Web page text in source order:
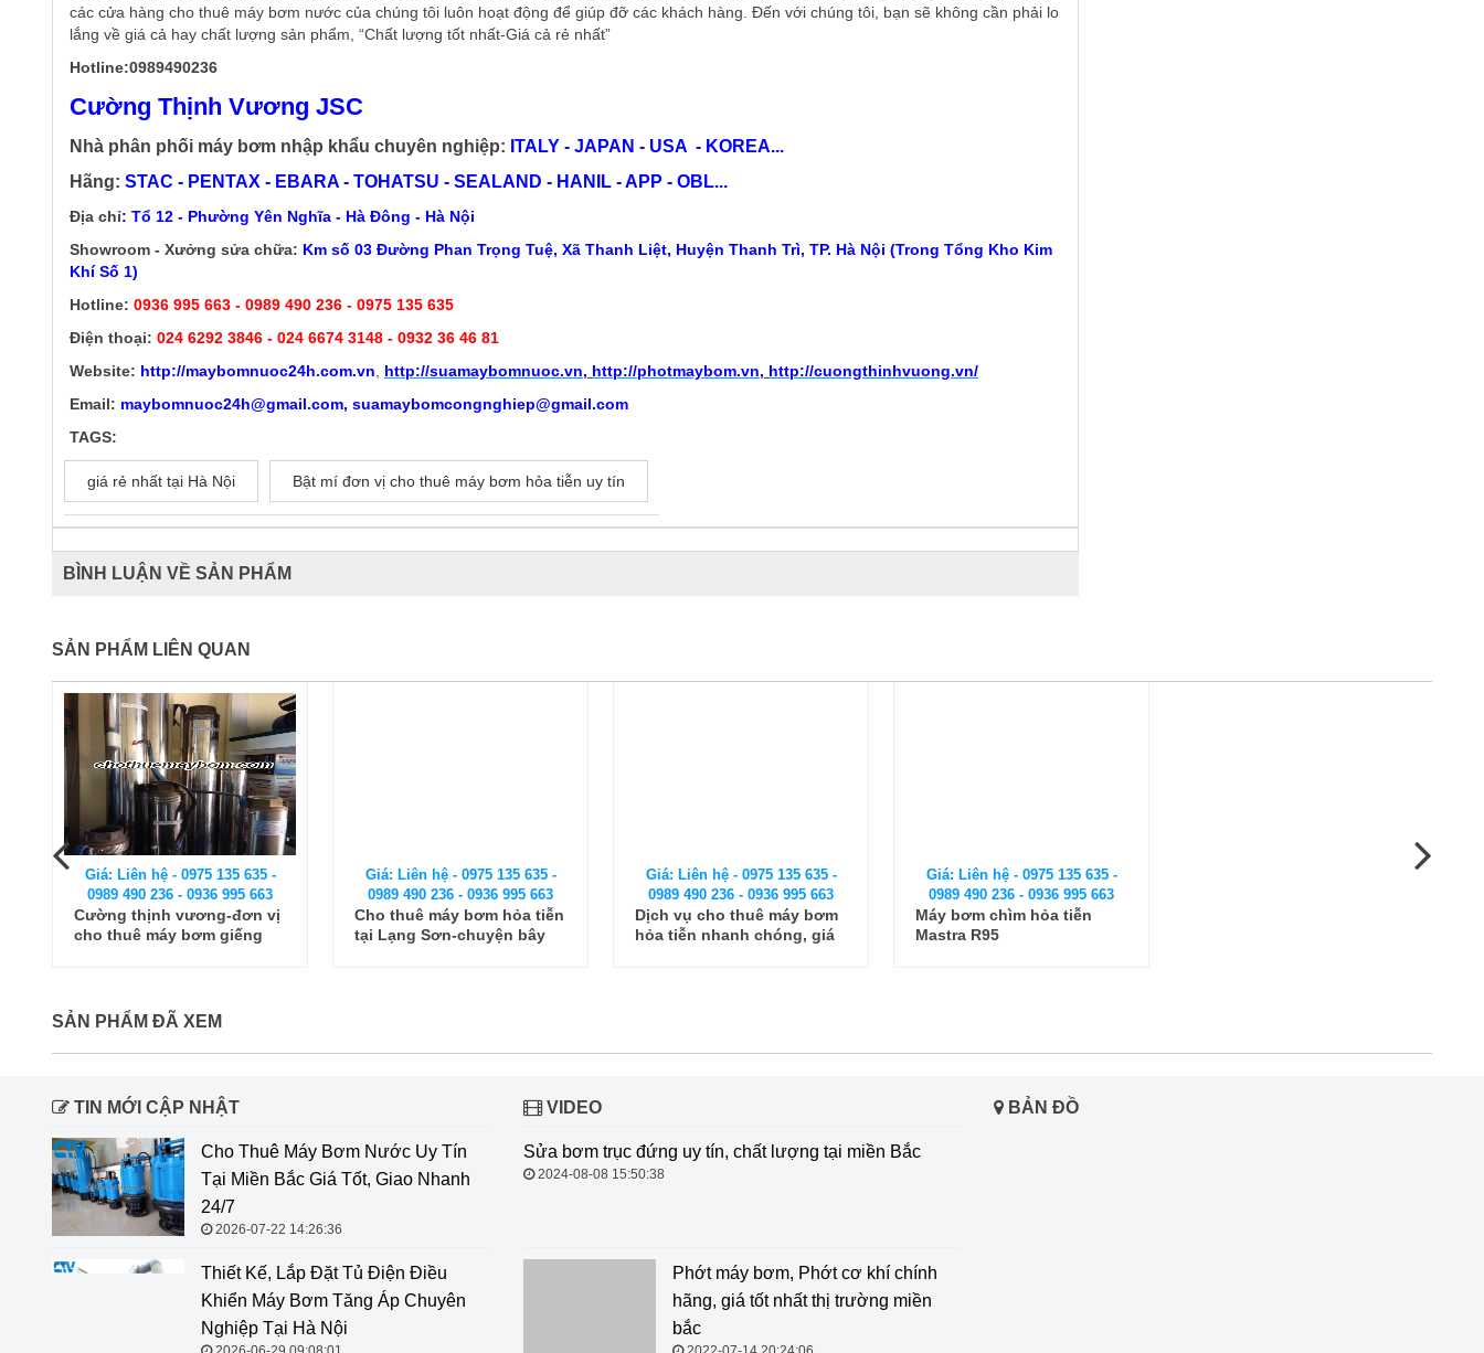
các cửa hàng cho thuê máy bơm nước của chúng tôi luôn hoạt động để giúp đỡ các khách hàng. Đến với chúng tôi, bạn sẽ không cần phải lo
lắng về giá cả hay chất lượng sản phẩm, “Chất lượng tốt nhất-Giá cả rẻ nhất”
Hotline:0989490236
Cường Thịnh Vương JSC
Nhà phân phối máy bơm nhập khẩu chuyên nghiệp: ITALY - JAPAN - USA - KOREA...
Hãng: STAC - PENTAX - EBARA - TOHATSU - SEALAND - HANIL - APP - OBL...
Địa chỉ: Tổ 12 - Phường Yên Nghĩa - Hà Đông - Hà Nội
Showroom - Xưởng sửa chữa: Km số 03 Đường Phan Trọng Tuệ, Xã Thanh Liệt, Huyện Thanh Trì, TP. Hà Nội (Trong Tổng Kho Kim
Khí Số 1)
Hotline: 0936 995 663 - 0989 490 236 - 0975 135 635
Điện thoại: 024 6292 3846 - 024 6674 3148 - 0932 36 46 81
Website: http://maybomnuoc24h.com.vn http://suamaybomnuoc.vn, http://photmaybom.vn, http://cuongthinhvuong.vn/
Email: maybomnuoc24h@gmail.com, suamaybomcongnghiep@gmail.com
TAGS:
giá rẻ nhất tại Hà Nội Bật mí đơn vị cho thuê máy bơm hỏa tiễn uy tín
BÌNH LUẬN VỀ SẢN PHẨM
SẢN PHẨM LIÊN QUAN
Giá: Liên hệ - 0975 135 635 -
0989 490 236 - 0936 995 663
Cường thịnh vương-đơn vị
cho thuê máy bơm giếng
Giá: Liên hệ - 0975 135 635 -
0989 490 236 - 0936 995 663
Cho thuê máy bơm hỏa tiễn
tại Lạng Sơn-chuyện bây
Giá: Liên hệ - 0975 135 635 -
0989 490 236 - 0936 995 663
Dịch vụ cho thuê máy bơm
hỏa tiễn nhanh chóng, giá
Giá: Liên hệ - 0975 135 635 -
0989 490 236 - 0936 995 663
Máy bơm chìm hỏa tiễn
Mastra R95
SẢN PHẨM ĐÃ XEM
TIN MỚI CẬP NHẬT
Cho Thuê Máy Bơm Nước Uy Tín
Tại Miền Bắc Giá Tốt, Giao Nhanh
24/7
2026-07-22 14:26:36
Thiết Kế, Lắp Đặt Tủ Điện Điều
Khiển Máy Bơm Tăng Áp Chuyên
Nghiệp Tại Hà Nội
VIDEO
Sửa bơm trục đứng uy tín, chất
Phớt máy bơm, Phớt cơ khí chính hãng, giá tốt nhất thị
BẢN ĐỒ